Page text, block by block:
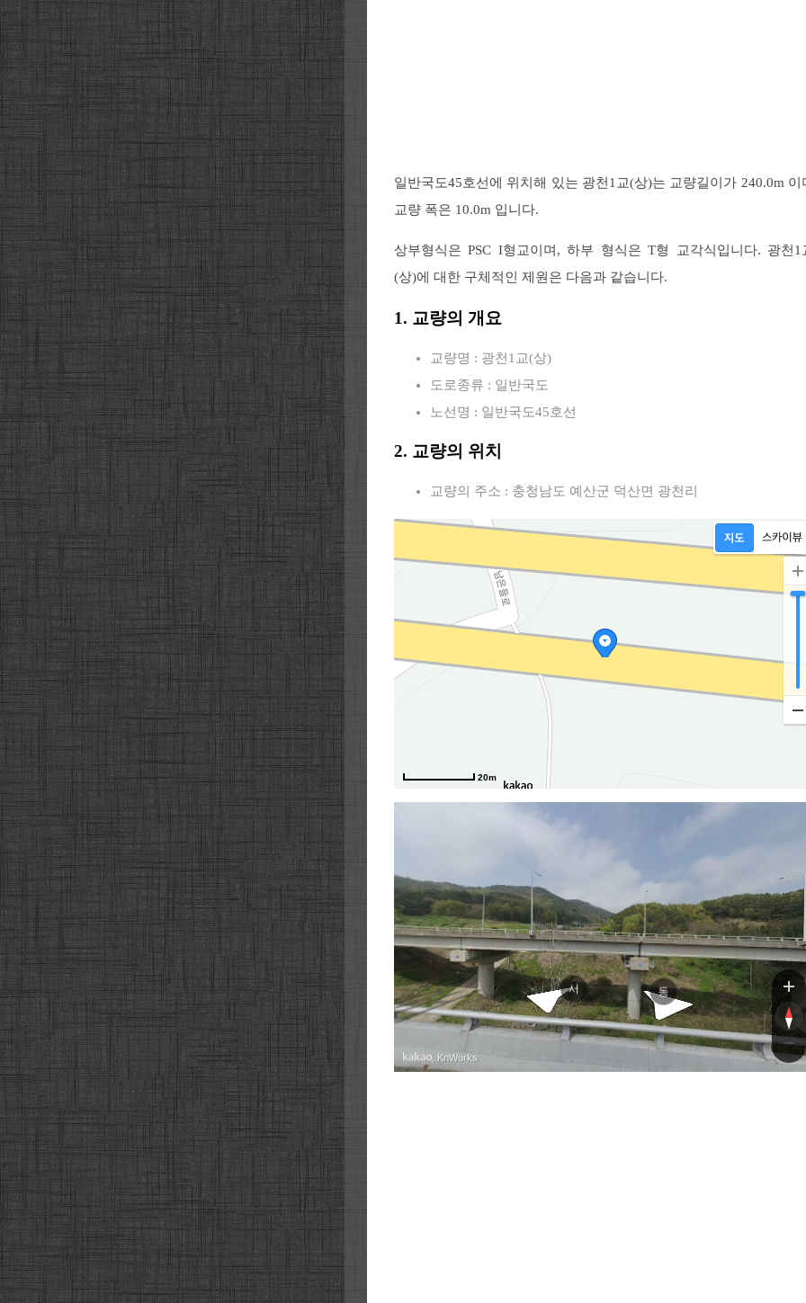
일반국도45호선에 위치해 있는 광천1교(상)는 교량길이가 240.0m 이
교량 폭은 10.0m 입니다.
상부형식은 PSC I형교이며, 하부 형식은 T형 교각식입니다. 광천1
(상)에 대한 구체적인 제원은 다음과 같습니다.
1. 교량의 개요
교량명 : 광천1교(상)
도로종류 : 일반국도
노선명 : 일반국도45호선
2. 교량의 위치
교량의 주소 : 충청남도 예산군 덕산면 광천리
20m
윤봉길
윤봉길
서 동
, KnWorks